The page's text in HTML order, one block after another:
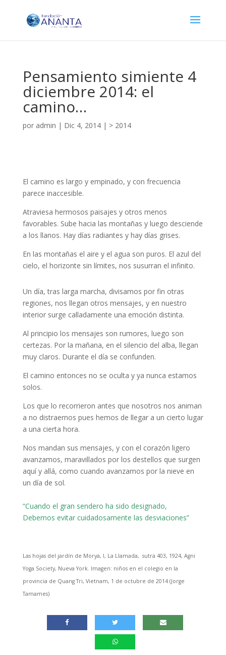
Pensamiento simiente 4
diciembre 2014: el
camino…
por admin | Dic 4, 2014| > 2014
El camino es largo y empinado, y con frecuencia
parece inaccesible.
Atraviesa hermosos paisajes y otros menos
favorables. Sube hacia las montañas y luego desciende
a los llanos. Hay días radiantes y hay días grises.
En las montañas el aire y el agua son puros. El azul del
cielo, el horizonte sin límites, nos susurran el infinito.
Un día, tras larga marcha, divisamos por fin otras
regiones, nos llegan otros mensajes, y en nuestro
interior surge calladamente una emoción distinta.
Al principio los mensajes son rumores, luego son
certezas. Por la mañana, en el silencio del alba, llegan
muy claros. Durante el día se confunden.
El camino entonces no se oculta y ya nunca estamos
solos.
Los que lo recorrieron antes que nosotros nos animan
a no distraernos pues hemos de llegar a un cierto lugar
a una cierta hora.
Nos mandan sus mensajes, y con el corazón ligero
avanzamos, maravillados por los destellos que surgen
aquí y allá, como cuando avanzamos por la nieve en
un día de sol.
“Cuando el gran sendero ha sido designado,
Debemos evitar cuidadosamente las desviaciones”
Las hojas del jardín de Morya, I, La Llamada, sutra 403, 1924, Agni
Yoga Society, Nueva York. Imagen: niños en el colegio en la
provincia de Quang Tri, Vietnam, 1 de octubre de 2014 (Jorge
Tamames)